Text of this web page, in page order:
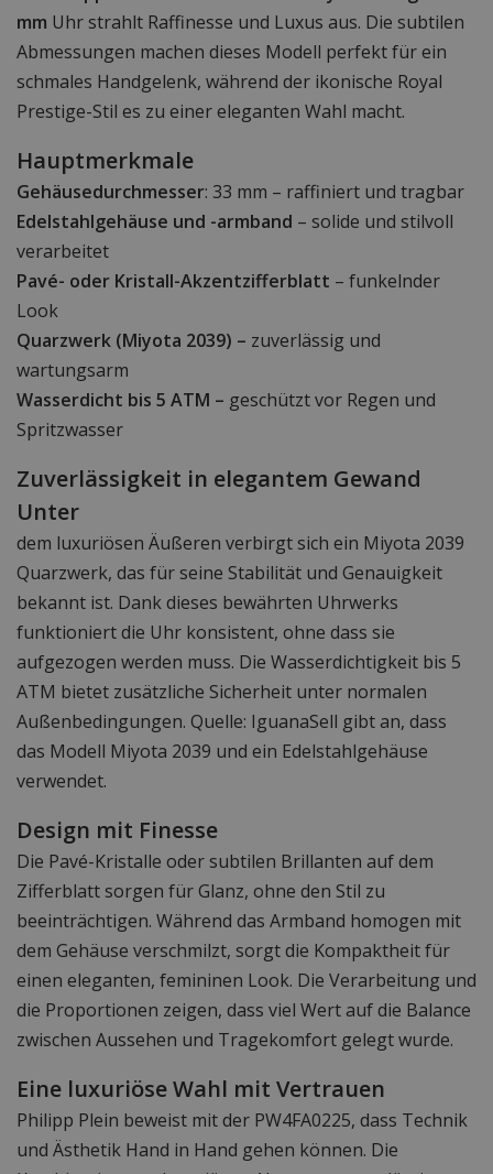
mm Uhr strahlt Raffinesse und Luxus aus. Die subtilen
Abmessungen machen dieses Modell perfekt für ein
schmales Handgelenk, während der ikonische Royal
Prestige-Stil es zu einer eleganten Wahl macht.
Hauptmerkmale
Gehäusedurchmesser: 33 mm – raffiniert und tragbar
Edelstahlgehäuse und -armband – solide und stilvoll
verarbeitet
Pavé- oder Kristall-Akzentzifferblatt – funkelnder
Look
Quarzwerk (Miyota 2039) – zuverlässig und
wartungsarm
Wasserdicht bis 5 ATM – geschützt vor Regen und
Spritzwasser
Zuverlässigkeit in elegantem Gewand
Unter
dem luxuriösen Äußeren verbirgt sich ein Miyota 2039
Quarzwerk, das für seine Stabilität und Genauigkeit
bekannt ist. Dank dieses bewährten Uhrwerks
funktioniert die Uhr konsistent, ohne dass sie
aufgezogen werden muss. Die Wasserdichtigkeit bis 5
ATM bietet zusätzliche Sicherheit unter normalen
Außenbedingungen. Quelle: IguanaSell gibt an, dass
das Modell Miyota 2039 und ein Edelstahlgehäuse
verwendet.
Design mit Finesse
Die Pavé-Kristalle oder subtilen Brillanten auf dem
Zifferblatt sorgen für Glanz, ohne den Stil zu
beeinträchtigen. Während das Armband homogen mit
dem Gehäuse verschmilzt, sorgt die Kompaktheit für
einen eleganten, femininen Look. Die Verarbeitung und
die Proportionen zeigen, dass viel Wert auf die Balance
zwischen Aussehen und Tragekomfort gelegt wurde.
Eine luxuriöse Wahl mit Vertrauen
Philipp Plein beweist mit der PW4FA0225, dass Technik
und Ästhetik Hand in Hand gehen können. Die